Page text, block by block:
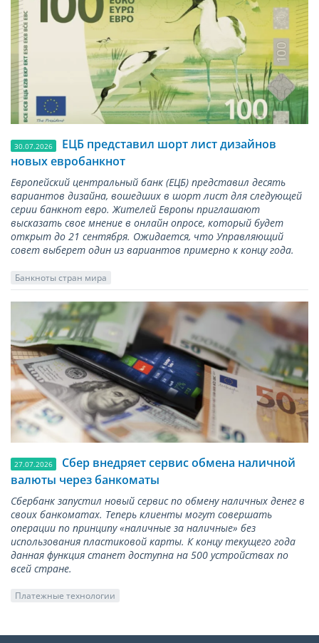
30.07.2026
ЕЦБ представил шорт лист дизайнов
новых евробанкнот
Европейский центральный банк (ЕЦБ) представил десять
вариантов дизайна, вошедших в шорт лист для следующей
серии банкнот евро. Жителей Европы приглашают
высказать свое мнение в онлайн опросе, который будет
открыт до 21 сентября. Ожидается, что Управляющий
совет выберет один из вариантов примерно к концу года.
Банкноты стран мира
27.07.2026
Сбер внедряет сервис обмена наличной
валюты через банкоматы
Сбербанк запустил новый сервис по обмену наличных денег в
своих банкоматах. Теперь клиенты могут совершать
операции по принципу «наличные за наличные» без
использования пластиковой карты. К концу текущего года
данная функция станет доступна на 500 устройствах по
всей стране.
Платежные технологии